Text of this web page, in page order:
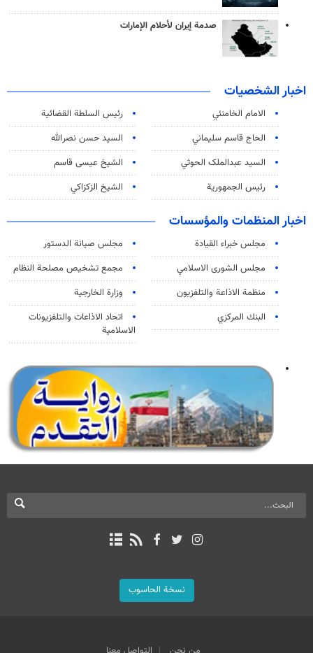
صدمة إيران لأحلام الإمارات
اخبار الشخصيات
الامام الخامنئي
رئیس السلطة القضائیة
الحاج قاسم سليماني
السيد حسن نصرالله
السید عبدالملک الحوثي
الشيخ عيسى قاسم
رئيس الجمهورية
الشيخ الزكزاكي
اخبار المنظمات والمؤسسات
مجلس خبراء القيادة
مجلس صيانة الدستور
مجلس الشورى الاسلامي
مجمع تشخيص مصلحة النظام
منظمة الاذاعة والتلفزیون
وزارة الخارجية
البنك المركزي
اتحاد الاذاعات والتلفزيونات
الاسلامية
نسخة الحاسوب